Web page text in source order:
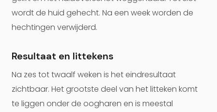
wordt de huid gehecht. Na een week worden de
hechtingen verwijderd.
Resultaat en littekens
Na zes tot twaalf weken is het eindresultaat
zichtbaar. Het grootste deel van het litteken komt
te liggen onder de oogharen en is meestal